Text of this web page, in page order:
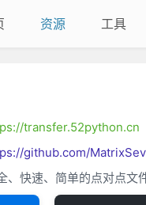
资源 工具
transfer.52python.cn
github.com/
、快速、简单的点对点文